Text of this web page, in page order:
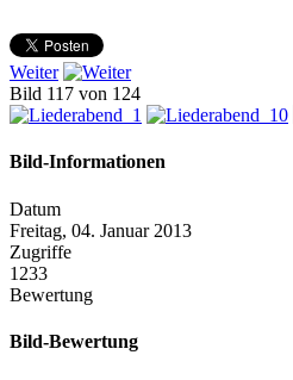
Weiter
Bild 117 von 124
Bild-Informationen
Datum
Freitag, 04. Januar 2013
Zugriffe
1233
Bewertung
Bild-Bewertung